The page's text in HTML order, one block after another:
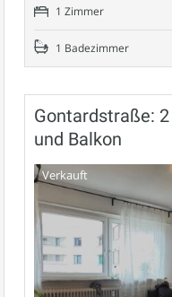
1 Zimmer
1 Badezimmer
Gontardstraße:
und Balkon
Verkauft